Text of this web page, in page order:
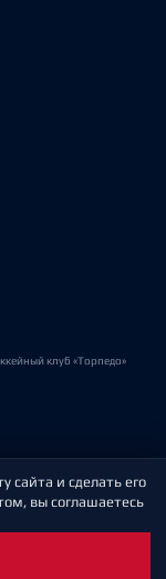
клуб «Торпедо»
сайта и сделать его
вы соглашаетесь